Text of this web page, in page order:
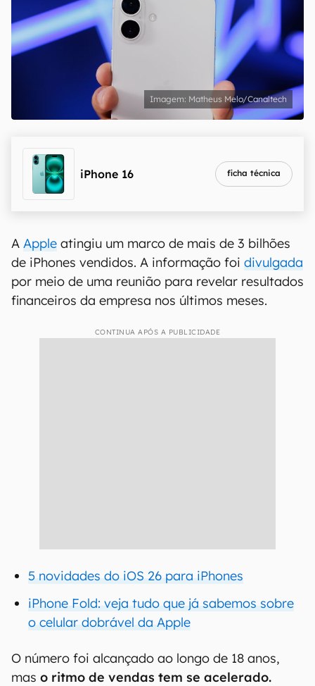
Matheus Melo/Canaltech
iPhone 16 ficha técnica
A Apple atingiu um marco de mais de 3 bilhões
de iPhones vendidos. A informação foi divulgada
por meio de uma reunião para revelar resultados
financeiros da empresa nos últimos meses.
CONTINUA APÓS A PUBLICIDADE
5 novidades do iOS 26 para iPhones
iPhone Fold: veja tudo que já sabemos sobre
o celular dobrável da Apple
O número foi alcançado ao longo de 18 anos,
mas o ritmo de vendas tem se acelerado.